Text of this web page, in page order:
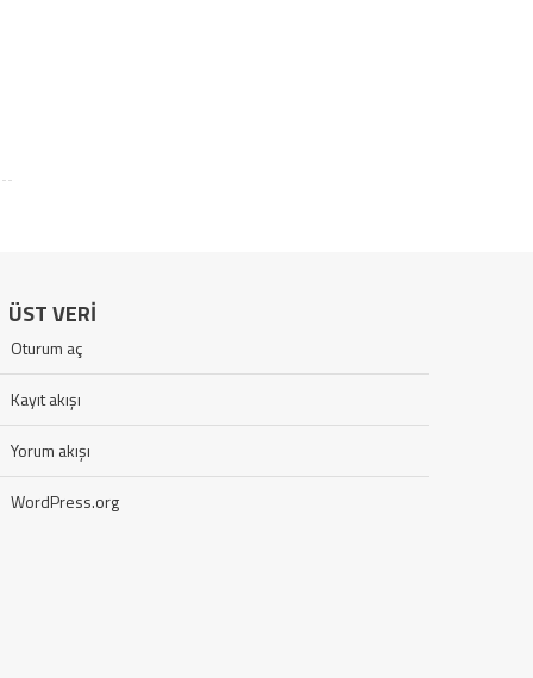
ÜST VERI
Oturum aç
Kayıt akışı
Yorum akışı
WordPress.org